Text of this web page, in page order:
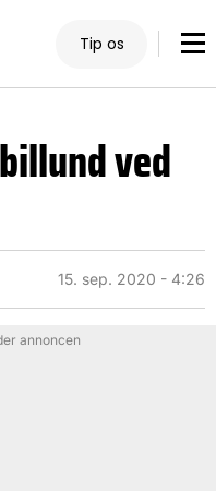
Tip os
ved
15. sep. 2020 - 4:26
annoncen